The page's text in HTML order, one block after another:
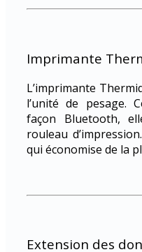
Imprimante
L’imprimante
l’unité de pesage.
façon Bluetooth,
rouleau
qui économise de la
Extension des